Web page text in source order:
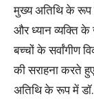
मुख्य अतिथि के रूप
और ध्यान व्यक्ति
बच्चों के सर्वांगीण
की सराहना करते
अतिथि के रूप में डॉ.